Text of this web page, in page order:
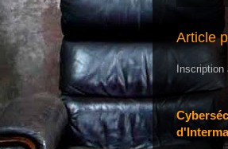
Article
Inscription